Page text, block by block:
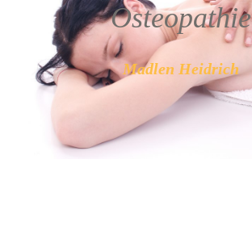
Osteopathie
Madlen Heidrich